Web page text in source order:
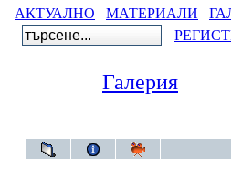
АКТУАЛНО МАТЕРИАЛИ
Галерия